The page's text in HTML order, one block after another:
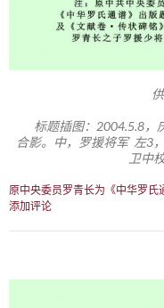
标题插图：2004.5.8，
合影。中，罗援将军 左3
卫中
原中央委员罗青长为《中华罗氏
添加评论